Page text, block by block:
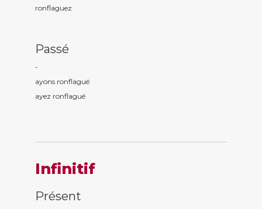
ronflaguez
Passé
-
ayons ronflagué
ayez ronflagué
Infinitif
Présent